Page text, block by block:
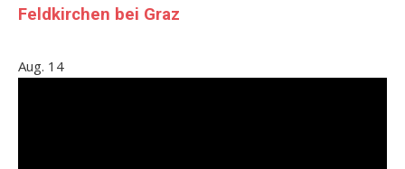
Feldkirchen bei Graz
Aug. 14